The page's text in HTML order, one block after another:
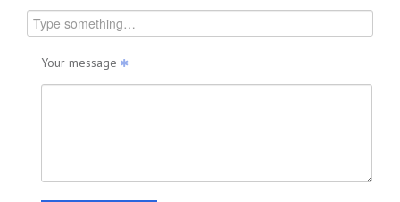
Your message